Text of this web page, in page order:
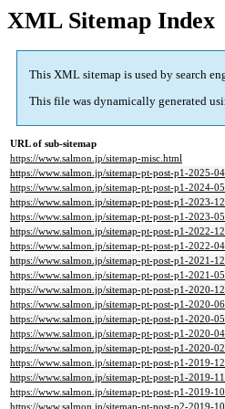
XML Sitemap Index
This XML sitemap is used by search
This file was dynamically generated
URL of sub-sitemap
https://www.salmon.jp/sitemap-misc.html
https://www.salmon.jp/sitemap-pt-post-p1-2025-
https://www.salmon.jp/sitemap-pt-post-p1-2024-
https://www.salmon.jp/sitemap-pt-post-p1-2023-
https://www.salmon.jp/sitemap-pt-post-p1-2023-
https://www.salmon.jp/sitemap-pt-post-p1-2022-
https://www.salmon.jp/sitemap-pt-post-p1-2022-
https://www.salmon.jp/sitemap-pt-post-p1-2021-
https://www.salmon.jp/sitemap-pt-post-p1-2021-
https://www.salmon.jp/sitemap-pt-post-p1-2020-
https://www.salmon.jp/sitemap-pt-post-p1-2020-
https://www.salmon.jp/sitemap-pt-post-p1-2020-
https://www.salmon.jp/sitemap-pt-post-p1-2020-
https://www.salmon.jp/sitemap-pt-post-p1-2020-
https://www.salmon.jp/sitemap-pt-post-p1-2019-
https://www.salmon.jp/sitemap-pt-post-p1-2019-
https://www.salmon.jp/sitemap-pt-post-p1-2019-
https://www.salmon.jp/sitemap-pt-post-p2-2019-